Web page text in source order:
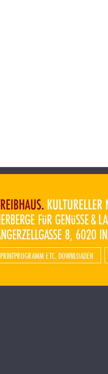
PRINTPROGRAMM ETC. DOWNLOADEN